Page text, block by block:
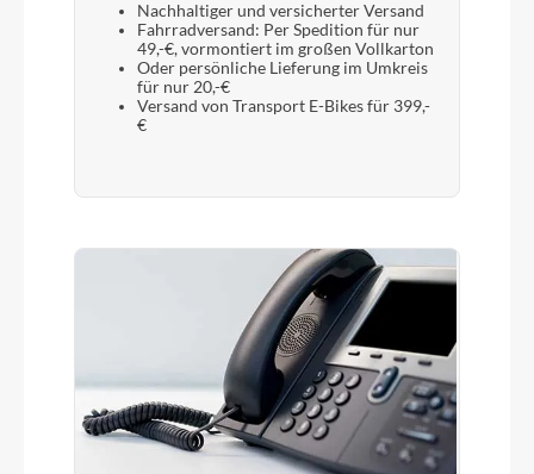
Nachhaltiger und versicherter Versand
Fahrradversand: Per Spedition für nur
49,-€, vormontiert im großen Vollkarton
Oder persönliche Lieferung im Umkreis
für nur 20,-€
Versand von Transport E-Bikes für 399,-
€